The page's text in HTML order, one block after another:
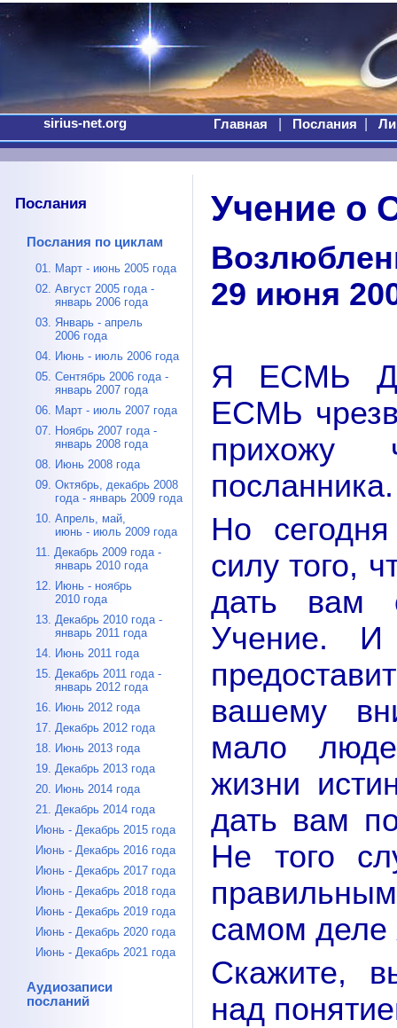
sirius-net.org Главная Послания
Послания
Послания по циклам
01. Март - июнь 2005 года
02. Август 2005 года -
январь 2006 года
03. Январь - апрель
2006 года
04. Июнь - июль 2006 года
05. Сентябрь 2006 года -
январь 2007 года
06. Март - июль 2007 года
07. Ноябрь 2007 года -
январь 2008 года
08. Июнь 2008 года
09. Октябрь, декабрь 2008
года - январь 2009 года
10. Апрель, май,
июнь - июль 2009 года
11. Декабрь 2009 года -
январь 2010 года
12. Июнь - ноябрь
2010 года
13. Декабрь 2010 года -
январь 2011 года
14. Июнь 2011 года
15. Декабрь 2011 года -
январь 2012 года
16. Июнь 2012 года
17. Декабрь 2012 года
18. Июнь 2013 года
19. Декабрь 2013 года
20. Июнь 2014 года
21. Декабрь 2014 года
Июнь - Декабрь 2015 года
Июнь - Декабрь 2016 года
Июнь - Декабрь 2017 года
Июнь - Декабрь 2018 года
Июнь - Декабрь 2019 года
Июнь - Декабрь 2020 года
Июнь - Декабрь 2021 года
Аудиозаписи
посланий
Учение о
29 июня
Я ЕСМЬ
ЕСМЬ
прихожу
посланника.
Но
силу того,
дать вам
Учение.
вашему
мало
жизни
дать вам
Не того
самом деле
Скажите,
над